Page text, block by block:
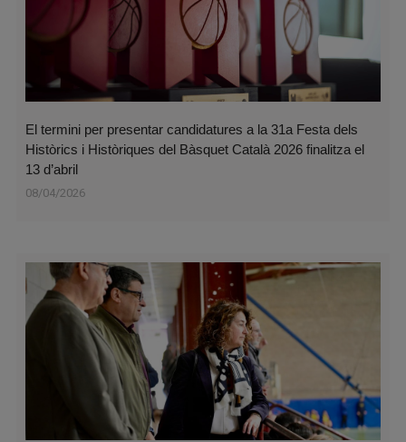
El termini per presentar candidatures a la 31a Festa dels
Històrics i Històriques del Bàsquet Català 2026 finalitza el
13 d’abril
08/04/2026